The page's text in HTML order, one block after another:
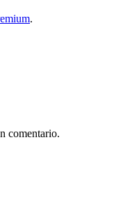
.
comentario.